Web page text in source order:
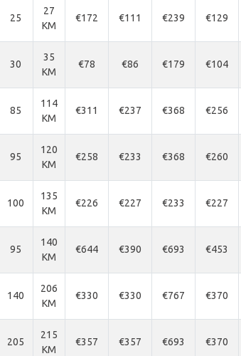
25
27
KM
€172 €111 €239 €129
30
35
KM
€78 €86 €179 €104
85
114
KM
€311 €237 €368 €256
95
120
KM
€258 €233 €368 €260
100
135
KM
€226 €227 €233 €227
95
140
KM
€644 €390 €693 €453
140
206
KM
€330 €330 €767 €370
205
215
KM
€357 €357 €693 €370